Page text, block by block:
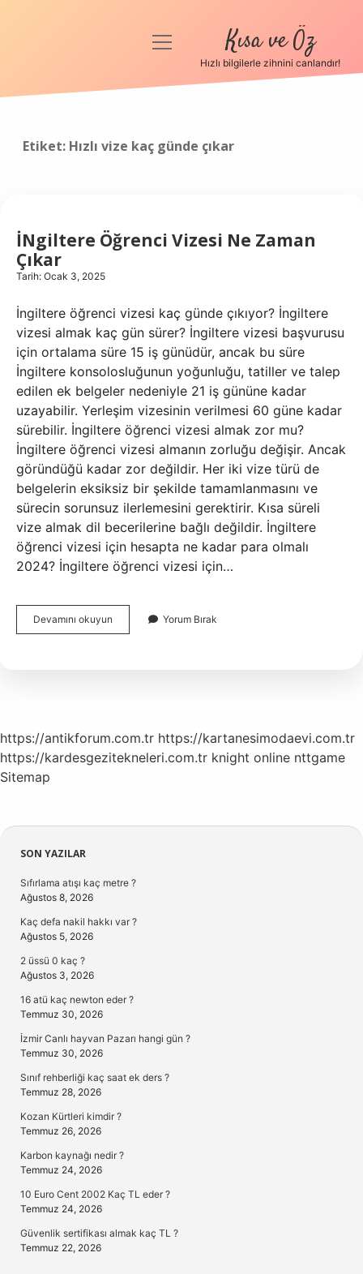
Anasayfa
menüyü
Kısa ve Öz
Hızlı bilgilerle zihnini canlandır!
Etiket: Hızlı vize kaç günde çıkar
İNgiltere Öğrenci Vizesi Ne Zaman
Çıkar
Tarih: Ocak 3, 2025
İngiltere öğrenci vizesi kaç günde çıkıyor? İngiltere
vizesi almak kaç gün sürer? İngiltere vizesi başvurusu
için ortalama süre 15 iş günüdür, ancak bu süre
İngiltere konsolosluğunun yoğunluğu, tatiller ve talep
edilen ek belgeler nedeniyle 21 iş gününe kadar
uzayabilir. Yerleşim vizesinin verilmesi 60 güne kadar
sürebilir. İngiltere öğrenci vizesi almak zor mu?
İngiltere öğrenci vizesi almanın zorluğu değişir. Ancak
göründüğü kadar zor değildir. Her iki vize türü de
belgelerin eksiksiz bir şekilde tamamlanmasını ve
sürecin sorunsuz ilerlemesini gerektirir. Kısa süreli
vize almak dil becerilerine bağlı değildir. İngiltere
öğrenci vizesi için hesapta ne kadar para olmalı
2024? İngiltere öğrenci vizesi için…
Devamını okuyun İNgiltere
Öğrenci
Yorum Bırak
https://antikforum.com.tr https://kartanesimodaevi.com.tr
https://kardesgezitekneleri.com.tr knight online nttgame
Sitemap
Sidebar
SON YAZILAR
Sıfırlama atışı kaç metre ?
Ağustos 8, 2026
Kaç defa nakil hakkı var ?
Ağustos 5, 2026
2 üssü 0 kaç ?
Ağustos 3, 2026
16 atü kaç newton eder ?
Temmuz 30, 2026
İzmir Canlı hayvan Pazarı hangi gün ?
Temmuz 30, 2026
Sınıf rehberliği kaç saat ek ders ?
Temmuz 28, 2026
Kozan Kürtleri kimdir ?
Temmuz 26, 2026
Karbon kaynağı nedir ?
Temmuz 24, 2026
10 Euro Cent 2002 Kaç TL eder ?
Temmuz 24, 2026
Güvenlik sertifikası almak kaç TL ?
Temmuz 22, 2026